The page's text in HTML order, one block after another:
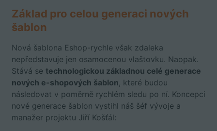
Základ pro celou generaci nových
šablon
Nová šablona Eshop-rychle však zdaleka
nepředstavuje jen osamocenou vlaštovku. Naopak.
Stává se technologickou základnou celé generace
nových e-shopových šablon, které budou
následovat v poměrně rychlém sledu po ní. Koncepci
nové generace šablon vystihl náš šéf vývoje a
manažer projektu Jiří Košťál: